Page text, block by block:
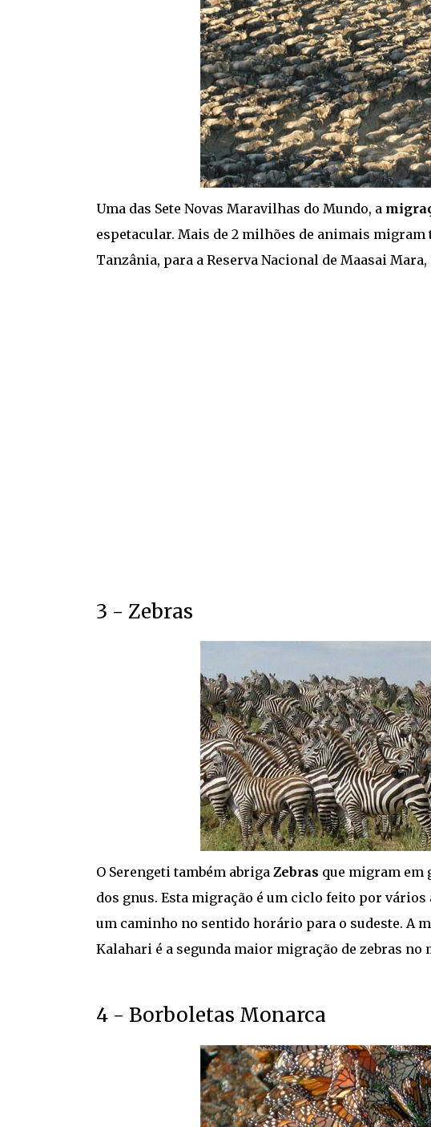
Uma das Sete Novas Maravilhas do Mundo, a
espetacular. Mais de 2 milhões de animais migram
Tanzânia, para a Reserva Nacional de Maasai
3 - Zebras
O Serengeti também abriga Zebras que migram em
dos gnus. Esta migração é um ciclo feito por
um caminho no sentido horário para o sudeste. A
Kalahari é a segunda maior migração de zebras no
4 - Borboletas Monarca